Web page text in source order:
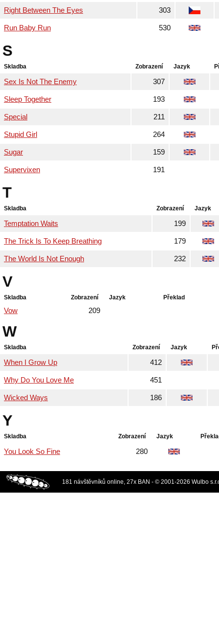
Right Between The Eyes 303
Run Baby Run 530
S
Skladba Zobrazení Jazyk
Sex Is Not The Enemy 307
Sleep Together 193
Special 211
Stupid Girl 264
Sugar 159
Supervixen 191
T
Skladba Zobrazení Jazyk
Temptation Waits 199
The Trick Is To Keep Breathing 179
The World Is Not Enough 232
V
Skladba Zobrazení Jazyk Překlad
Vow 209
W
Skladba Zobrazení Jazyk
When I Grow Up 412
Why Do You Love Me 451
Wicked Ways 186
Y
Skladba Zobrazení Jazyk
You Look So Fine 280
181 návštěvníků online, 27x BAN - © 2001-2026 Wulbo